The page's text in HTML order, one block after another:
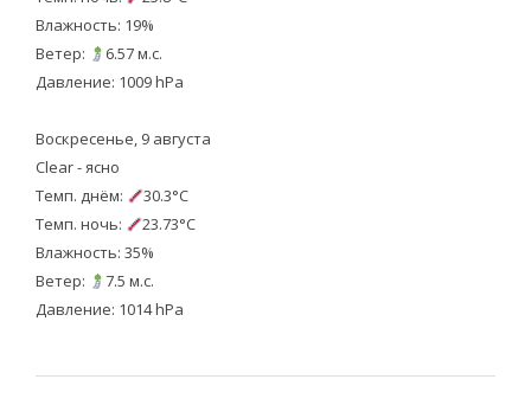
Влажность: 19%
Ветер:
6.57 м.с.
Давление: 1009 hPa
Воскресенье, 9 августа
Clear - ясно
Темп. днём:
30.3°C
Темп. ночь:
23.73°C
Влажность: 35%
Ветер:
7.5 м.с.
Давление: 1014 hPa